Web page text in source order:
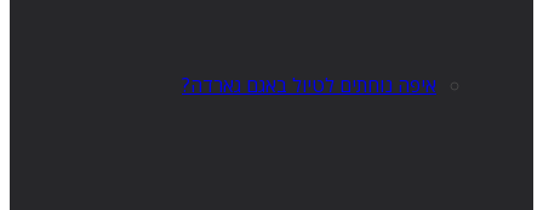
איפה נוחתים לטיול באגם גארדה?